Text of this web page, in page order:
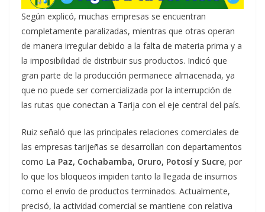
Según explicó, muchas empresas se encuentran
completamente paralizadas, mientras que otras operan
de manera irregular debido a la falta de materia prima y a
la imposibilidad de distribuir sus productos. Indicó que
gran parte de la producción permanece almacenada, ya
que no puede ser comercializada por la interrupción de
las rutas que conectan a Tarija con el eje central del país.
Ruiz señaló que las principales relaciones comerciales de
las empresas tarijeñas se desarrollan con departamentos
como La Paz, Cochabamba, Oruro, Potosí y Sucre, por
lo que los bloqueos impiden tanto la llegada de insumos
como el envío de productos terminados. Actualmente,
precisó, la actividad comercial se mantiene con relativa